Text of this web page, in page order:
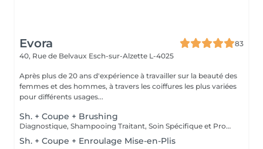
Evora
83
40, Rue de Belvaux Esch-sur-Alzette L-4025
Après plus de 20 ans d'expérience à travailler sur la beauté des
femmes et des hommes, à travers les coiffures les plus variées
pour différents usages...
Sh. + Coupe + Brushing
Diagnostique, Shampooing Traitant, Soin Spécifique et Produits Coiffants inclus
Sh. + Coupe + Enroulage Mise-en-Plis